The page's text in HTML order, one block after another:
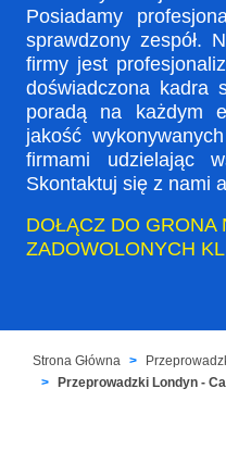
Posiadamy
sprawdzony zespół.
firmy jest
doświadczona kadra
poradą na każdym
jakość
firmami udzielając
Skontaktuj się z nami
DOŁĄCZ DO GRONA
ZADOWOLONYCH
Strona Główna
Przeprowadzki Londyn -